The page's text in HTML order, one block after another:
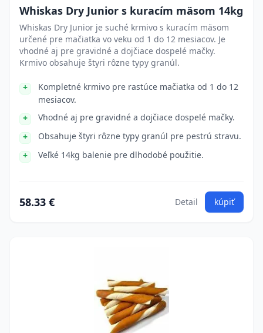
Whiskas Dry Junior s kuracím mäsom 14kg
Whiskas Dry Junior je suché krmivo s kuracím mäsom
určené pre mačiatka vo veku od 1 do 12 mesiacov. Je
vhodné aj pre gravidné a dojčiace dospelé mačky.
Krmivo obsahuje štyri rôzne typy granúl.
Kompletné krmivo pre rastúce mačiatka od 1 do 12
mesiacov.
Vhodné aj pre gravidné a dojčiace dospelé mačky.
Obsahuje štyri rôzne typy granúl pre pestrú stravu.
Veľké 14kg balenie pre dlhodobé použitie.
58.33 € Detail kúpiť